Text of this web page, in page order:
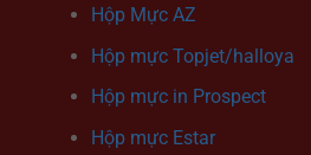
Hộp Mực AZ
Hộp mực Topjet/halloya
Hộp mực in Prospect
Hộp mực Estar